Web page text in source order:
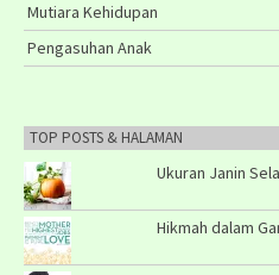
Mutiara Kehidupan
Pengasuhan Anak
TOP POSTS & HALAMAN
Ukuran Janin
Hikmah dalam